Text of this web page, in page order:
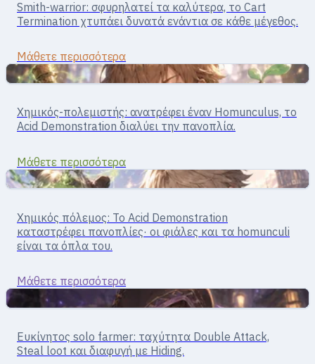
Whitesmith
Smith-warrior: σφυρηλατεί τα καλύτερα, το Cart
Termination χτυπάει δυνατά ενάντια σε κάθε μέγεθος.
Μάθετε περισσότερα
Υποστήριξη
Alchemist
Χημικός-πολεμιστής: ανατρέφει έναν Homunculus, το
Acid Demonstration διαλύει την πανοπλία.
Μάθετε περισσότερα
Υποστήριξη
Creator
Χημικός πόλεμος: Το Acid Demonstration
καταστρέφει πανοπλίες· οι φιάλες και τα homunculi
είναι τα όπλα του.
Μάθετε περισσότερα
Σώμα με σώμα
Thief
Ευκίνητος solo farmer: ταχύτητα Double Attack,
Steal loot και διαφυγή με Hiding.